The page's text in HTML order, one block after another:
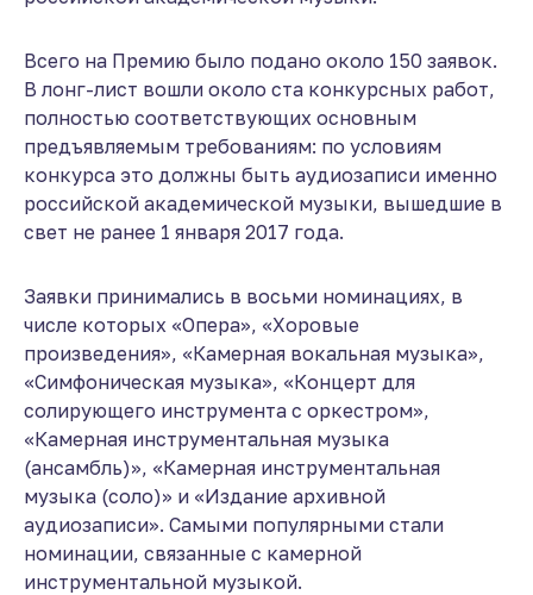
Всего на Премию было подано около 150 заявок.
В лонг-лист вошли около ста конкурсных работ,
полностью соответствующих основным
предъявляемым требованиям: по условиям
конкурса это должны быть аудиозаписи именно
российской академической музыки, вышедшие в
свет не ранее 1 января 2017 года.
Заявки принимались в восьми номинациях, в
числе которых «Опера», «Хоровые
произведения», «Камерная вокальная музыка»,
«Симфоническая музыка», «Концерт для
солирующего инструмента с оркестром»,
«Камерная инструментальная музыка
(ансамбль)», «Камерная инструментальная
музыка (соло)» и «Издание архивной
аудиозаписи». Самыми популярными стали
номинации, связанные с камерной
инструментальной музыкой.